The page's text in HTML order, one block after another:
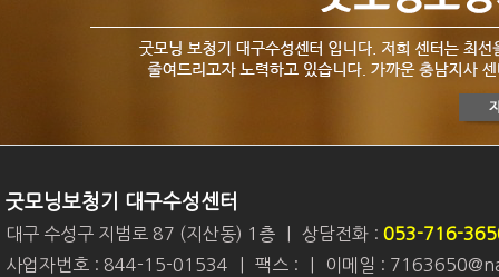
굿모닝보청기 대구수성센터
대구 수성구 지범로 87 (지산동) 1층 상담전화 : 053-716-
사업자번호 : 844-15-01534
팩스 : 이메일 :